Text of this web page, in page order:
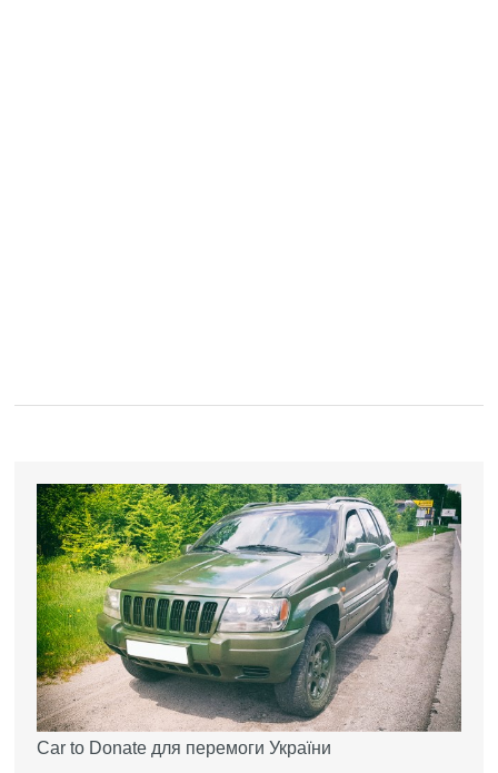
Car to Donate для перемоги України